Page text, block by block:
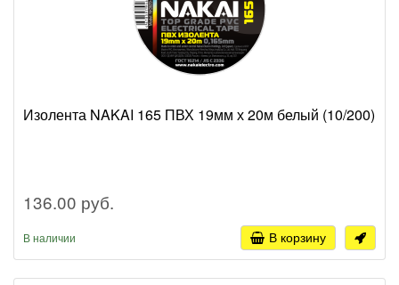
Изолента NAKAI 165 ПВХ 19мм х 20м белый (10/200)
136.00 руб.
В наличии В корзину